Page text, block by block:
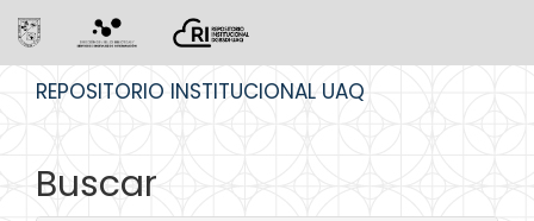
REPOSITORIO INSTITUCIONAL UAQ
Buscar